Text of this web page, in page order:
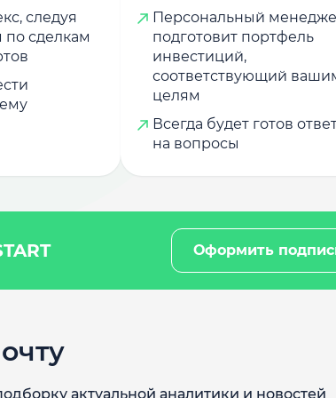
следуя
сделкам
Персональный
подготовит портфель
инвестиций,
соответствующий
целям
Всегда будет готов
на вопросы
Оформить
актуальной аналитики и новостей